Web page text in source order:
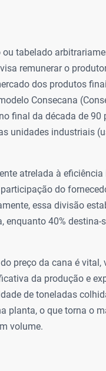
tabelado
remunerar o
dos produtos
Consecana
final da década de 90
unidades industriais
atrelada à
do
essa divisão
enquanto 40% destina-
preço da cana é vital,
da produção e
de toneladas
planta, o que torna o
volume.